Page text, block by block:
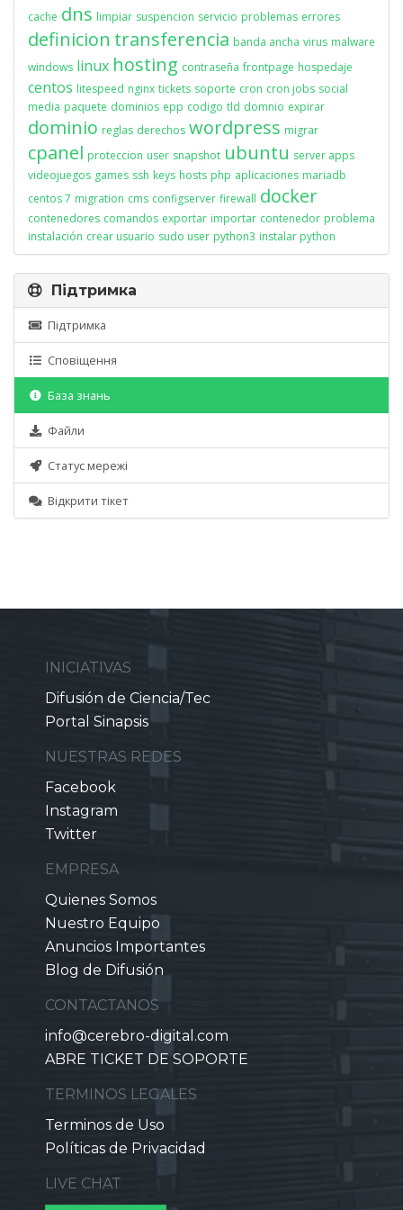
cache dns limpiar suspencion servicio problemas errores
definicion transferencia banda ancha virus malware
windows linux hosting contraseña frontpage hospedaje
centos litespeed nginx tickets soporte cron cron jobs social
media paquete dominios epp codigo tld domnio expirar
dominio reglas derechos wordpress migrar
cpanel proteccion user snapshot ubuntu server apps
videojuegos games ssh keys hosts php aplicaciones mariadb
centos 7 migration cms configserver firewall docker
contenedores comandos exportar importar contenedor problema
instalación crear usuario sudo user python3 instalar python
Підтримка
Підтримка
Сповіщення
База знань
Файли
Статус мережі
Відкрити тікет
INICIATIVAS
Difusión de Ciencia/Tec
Portal Sinapsis
NUESTRAS REDES
Facebook
Instagram
Twitter
EMPRESA
Quienes Somos
Nuestro Equipo
Anuncios Importantes
Blog de Difusión
CONTACTANOS
info@cerebro-digital.com
ABRE TICKET DE SOPORTE
TERMINOS LEGALES
Terminos de Uso
Políticas de Privacidad
LIVE CHAT